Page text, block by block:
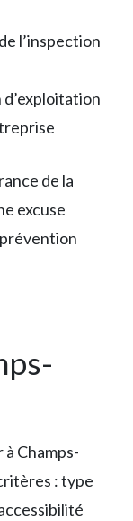
l’inspection
d’exploitation
de la
excuse
Champs-
: type